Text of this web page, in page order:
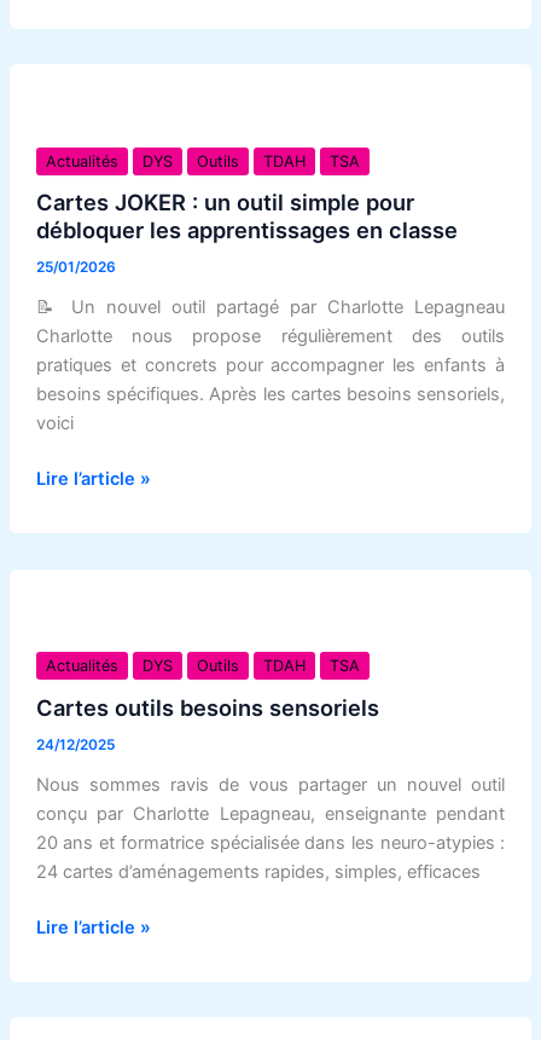
Actualités DYS Outils TDAH TSA
Cartes JOKER : un outil simple pour
débloquer les apprentissages en classe
25/01/2026
📝 Un nouvel outil partagé par Charlotte Lepagneau
Charlotte nous propose régulièrement des outils
pratiques et concrets pour accompagner les enfants à
besoins spécifiques. Après les cartes besoins sensoriels,
voici
JOKER
:
un
simple
pour
débloquer
les
apprentissages
en
Lire l’article »
Actualités DYS Outils TDAH TSA
Cartes outils besoins sensoriels
24/12/2025
Nous sommes ravis de vous partager un nouvel outil
conçu par Charlotte Lepagneau, enseignante pendant
20 ans et formatrice spécialisée dans les neuro-atypies :
24 cartes d’aménagements rapides, simples, efficaces
outils
besoins
Lire l’article »